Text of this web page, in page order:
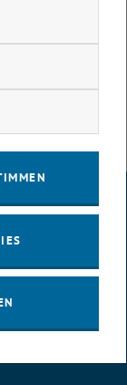
zulassen
zulassen
zulassen